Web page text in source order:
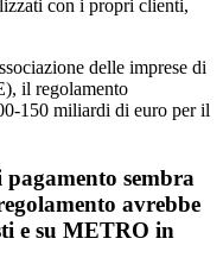
con i propri clienti,
delle imprese di
il regolamento
150 miliardi di euro per il
sembra
avrebbe
e su METRO in